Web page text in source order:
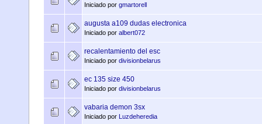
Iniciado por gmartorell
augusta a109 dudas electronica
Iniciado por albert072
recalentamiento del esc
Iniciado por divisionbelarus
ec 135 size 450
Iniciado por divisionbelarus
vabaria demon 3sx
Iniciado por Luzdeheredia